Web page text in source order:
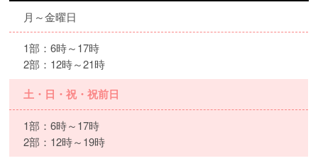
月～金曜日
1部：6時～17時
2部：12時～21時
土・日・祝・祝前日
1部：6時～17時
2部：12時～19時